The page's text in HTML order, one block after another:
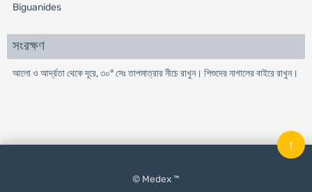
Biguanides
সংরক্ষণ
আলো ও আর্দ্রতা থেকে দূরে, ৩০° সেঃ তাপমাত্রার নীচে রাখুন। শিশুদের নাগালের বাইরে রাখুন।
© Medex ™
↑